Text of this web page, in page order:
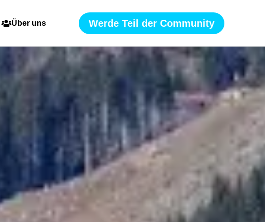
Über uns Werde Teil der Community